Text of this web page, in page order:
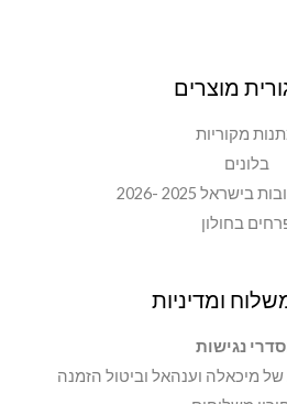
מוצרים
מקוריות
בלונים
2025 -2026
בחולון
ומדיניות
נגישות
מיכאלה וענהאל וביטול הזמנה